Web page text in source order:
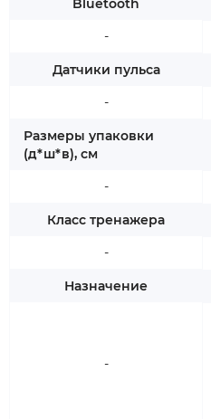
Bluetooth
-
Датчики пульса
-
Размеры упаковки
(д*ш*в), см
-
Класс тренажера
-
Назначение
-